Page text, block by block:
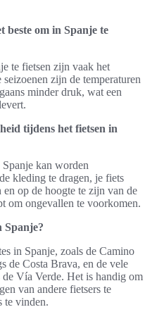
beste om in Spanje te
te fietsen zijn vaak het
zijn de temperaturen
minder druk, wat een
tijdens het fietsen in
kan worden
kleding te dragen, je fiets
op de hoogte te zijn van de
om ongevallen te voorkomen.
Spanje?
in Spanje, zoals de Camino
de Costa Brava, en de vele
Vía Verde. Het is handig om
van andere fietsers te
te vinden.